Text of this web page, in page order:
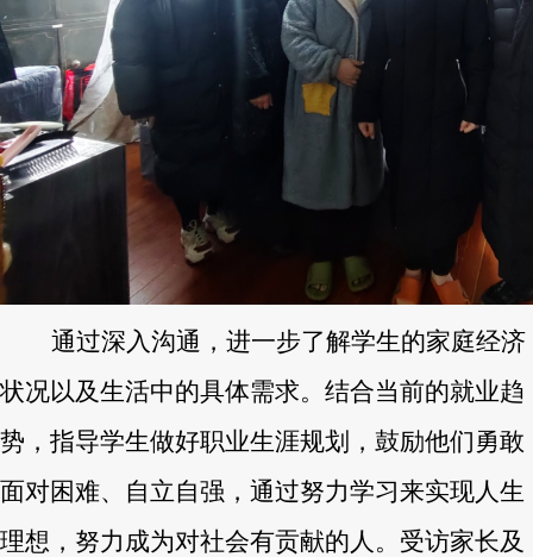
通过深入沟通，进一步了解学生的家庭经济
状况以及生活中的具体需求。结合当前的就业趋
势，指导学生做好职业生涯规划，鼓励他们勇敢
面对困难、自立自强，通过努力学习来实现人生
理想，努力成为对社会有贡献的人。受访家长及